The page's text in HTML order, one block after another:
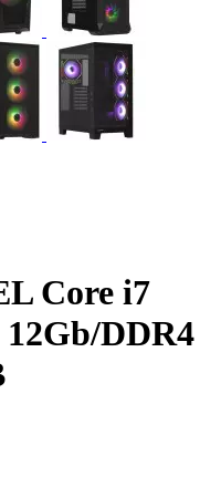
Core i7
12Gb/DDR4